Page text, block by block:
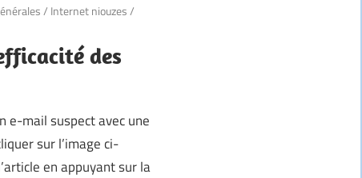
/ Internet niouzes/
des
e-mail suspect avec une
sur l’image ci-
en appuyant sur la